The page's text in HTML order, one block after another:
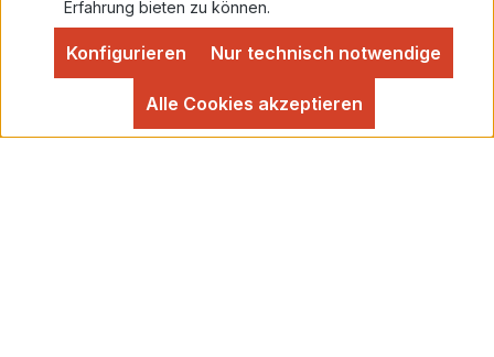
Alle Preise inkl. gesetzl. Mehrwertsteuer zzgl.
nicht anders angegeben.
Erfahrung bieten zu können.
Nur technisch notwendige
Konfigurieren
Alle Cookies akzeptieren